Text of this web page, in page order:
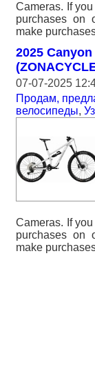
Cameras. If
purchases on
make
2025
07-07-2025
Продам,
велосипеды,
Cameras. If
purchases on
make